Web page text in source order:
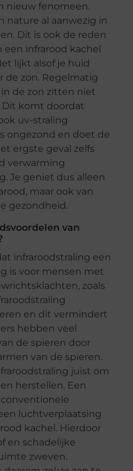
nieuw fenomeen.
nature al aanwezig in
Dit is ook de reden
infrarood kachel
lijkt alsof je huid
zon. Regelmatig
de zon zitten niet
Dit komt doordat
uv-straling
ongezond en doet de
ergste geval zelfs
verwarming
Je geniet dus alleen
maar ook van
gezondheid.
van
infraroodstraling een
is voor mensen met
zoals
en dit vermindert
hebben veel
de spieren door
van de spieren.
juist om
herstellen. Een
luchtverplaatsing
kachel. Hierdoor
en schadelijke
zweven.